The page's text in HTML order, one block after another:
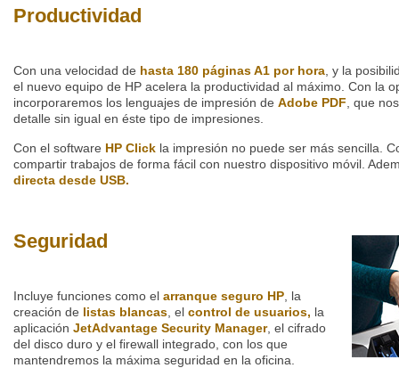
Productividad
Con una velocidad de hasta 180 páginas A1 por hora , y la
el nuevo equipo de HP acelera la productividad al máximo. Con la
incorporaremos los lenguajes de impresión de Adobe PDF , que
detalle sin igual en éste tipo de impresiones.
Con el software HP Click la impresión no puede ser más sencilla.
compartir trabajos de forma fácil con nuestro dispositivo móvil.
directa desde USB.
Seguridad
Incluye funciones como el arranque seguro HP , la
creación de listas blancas , el control de usuarios, la
aplicación JetAdvantage Security Manager, el cifrado
del disco duro y el firewall integrado, con los que
mantendremos la máxima seguridad en la oficina.